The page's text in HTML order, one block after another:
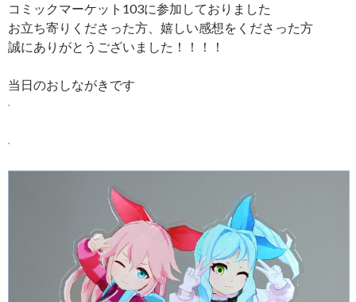
コミックマーケット103に参加しておりました
お立ち寄りくださった方、嬉しい感想をくださった方
誠にありがとうございました！！！！
当日のおしながきです